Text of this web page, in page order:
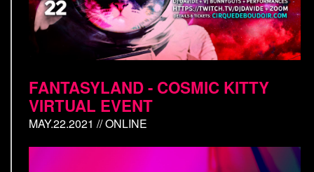
FANTASYLAND - COSMIC KITTY
VIRTUAL EVENT
MAY.22.2021 // ONLINE